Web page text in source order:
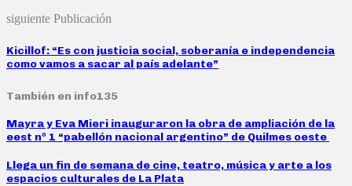
siguiente Publicación
Kicillof: “Es con justicia social, soberanía e independencia
como vamos a sacar al país adelante”
También en info135
Mayra y Eva Mieri inauguraron la obra de ampliación de la
eest nº 1 “pabellón nacional argentino” de Quilmes oeste
Llega un fin de semana de cine, teatro, música y arte a los
espacios culturales de La Plata